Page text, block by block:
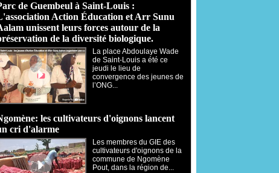
de Guembeul à Saint-Louis :
Action Éducation et Arr Sunu
unissent leurs forces autour de la
de la diversité biologique.
​La place Abdoulaye Wade
de Saint-Louis a été ce
jeudi le lieu de
convergence des jeunes de
l’ONG...
les cultivateurs d'oignons lancent
cri d'alarme
Les membres du GIE des
cultivateurs d'oignons de la
commune de Ngomène
Pout, dans la région de...